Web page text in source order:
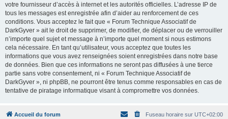
votre fournisseur d’accès à internet et les autorités officielles. L’adresse IP de
tous les messages est enregistrée afin d’aider au renforcement de ces
conditions. Vous acceptez le fait que « Forum Technique Associatif de
DarkGyver » ait le droit de supprimer, de modifier, de déplacer ou de verrouiller
n’importe quel sujet et message à n’importe quel moment si nous estimons
cela nécessaire. En tant qu’utilisateur, vous acceptez que toutes les
informations que vous avez renseignées soient enregistrées dans notre base
de données. Bien que ces informations ne seront pas diffusées à une tierce
partie sans votre consentement, ni « Forum Technique Associatif de
DarkGyver », ni phpBB, ne pourront être tenus comme responsables en cas de
tentative de piratage informatique visant à compromettre vos données.
Accueil du forum Fuseau horaire sur UTC+02:00